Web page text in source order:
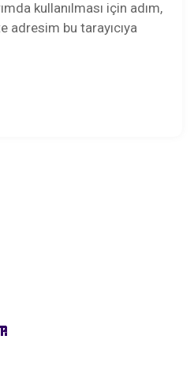
kullanılması için adım,
adresim bu tarayıcıya